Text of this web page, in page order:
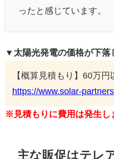
ったと感じています。
▼太陽光発電の価格が下落
【概算見積もり】60万
https://www.solar-
※見積もりに費用は発生し
主な販促はテレ